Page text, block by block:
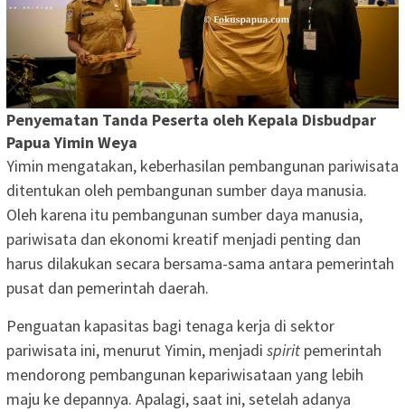
Penyematan Tanda Peserta oleh Kepala Disbudpar
Papua Yimin Weya
Yimin mengatakan, keberhasilan pembangunan pariwisata
ditentukan oleh pembangunan sumber daya manusia.
Oleh karena itu pembangunan sumber daya manusia,
pariwisata dan ekonomi kreatif menjadi penting dan
harus dilakukan secara bersama-sama antara pemerintah
pusat dan pemerintah daerah.
Penguatan kapasitas bagi tenaga kerja di sektor
pariwisata ini, menurut Yimin, menjadi spirit pemerintah
mendorong pembangunan kepariwisataan yang lebih
maju ke depannya. Apalagi, saat ini, setelah adanya